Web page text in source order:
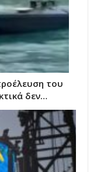
του
δεν…